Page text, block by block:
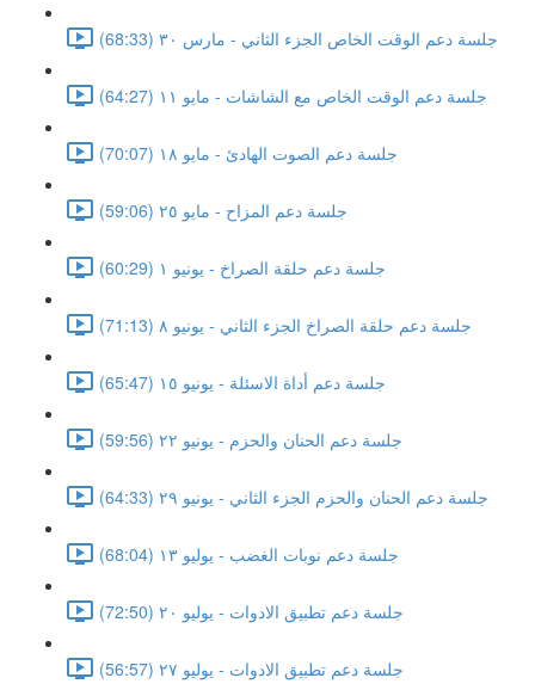
جلسة دعم الوقت الخاص الجزء الثاني - مارس ٣٠ (68:33)
جلسة دعم الوقت الخاص مع الشاشات - مايو ١١ (64:27)
جلسة دعم الصوت الهادئ - مايو ١٨ (70:07)
جلسة دعم المزاح - مايو ٢٥ (59:06)
جلسة دعم حلقة الصراخ - يونيو ١ (60:29)
جلسة دعم حلقة الصراخ الجزء الثاني - يونيو ٨ (71:13)
جلسة دعم أداة الاسئلة - يونيو ١٥ (65:47)
جلسة دعم الحنان والحزم - يونيو ٢٢ (59:56)
جلسة دعم الحنان والحزم الجزء الثاني - يونيو ٢٩ (64:33)
جلسة دعم نوبات الغضب - يوليو ١٣ (68:04)
جلسة دعم تطبيق الادوات - يوليو ٢٠ (72:50)
جلسة دعم تطبيق الادوات - يوليو ٢٧ (56:57)